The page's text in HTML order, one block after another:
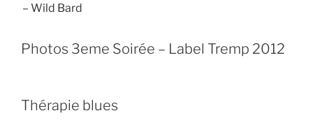
– Wild Bard
Photos 3eme Soirée – Label Tremp 2012
Thérapie blues